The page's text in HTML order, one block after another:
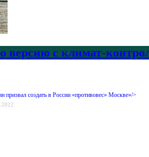
версию с климат-
призвал создать в России «противовес» Москве»/>